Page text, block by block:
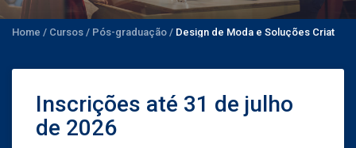
Home / Cursos / Pós-graduação / Design de Moda e Soluções Criativas
Inscrições até 31 de julho
de 2026